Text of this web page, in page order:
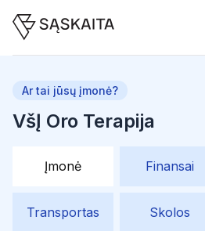
VšĮ Oro Terapija
Ar tai jūsų įmonė?
Įmonė Finansai
Transportas Skolos